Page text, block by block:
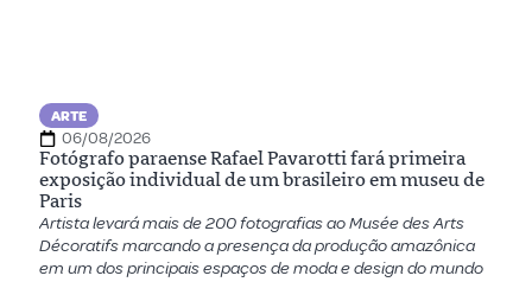
ARTE
06/08/2026
Fotógrafo paraense Rafael Pavarotti fará primeira
exposição individual de um brasileiro em museu de
Paris
Artista levará mais de 200 fotografias ao Musée des Arts
Décoratifs marcando a presença da produção amazônica
em um dos principais espaços de moda e design do mundo